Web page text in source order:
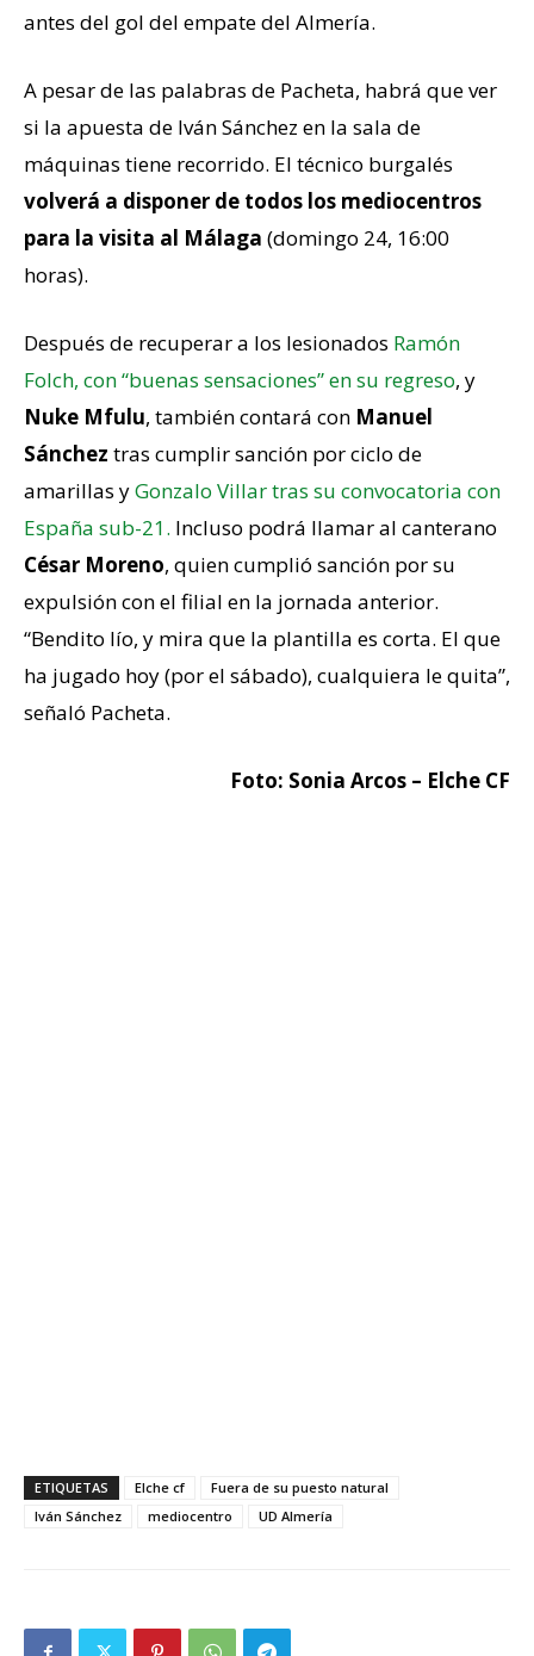
antes del gol del empate del Almería.
A pesar de las palabras de Pacheta, habrá que ver
si la apuesta de Iván Sánchez en la sala de
máquinas tiene recorrido. El técnico burgalés
volverá a disponer de todos los mediocentros
para la visita al Málaga (domingo 24, 16:00
horas).
Después de recuperar a los lesionados Ramón
Folch, con “buenas sensaciones” en su regreso, y
Nuke Mfulu, también contará con Manuel
Sánchez tras cumplir sanción por ciclo de
amarillas yGonzalo Villar tras su convocatoria con
España sub-21. Incluso podrá llamar al canterano
César Moreno, quien cumplió sanción por su
expulsión con el filial en la jornada anterior.
“Bendito lío, y mira que la plantilla es corta. El que
ha jugado hoy (por el sábado), cualquiera le quita”,
señaló Pacheta.
Foto: Sonia Arcos – Elche CF
ETIQUETAS Elche cf
Fuera de su puesto natural
Iván Sánchez
mediocentro UD Almería